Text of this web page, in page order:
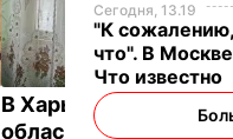
В Харьковской
области
Сегодня, 13.19
"К
что". В
Что известно